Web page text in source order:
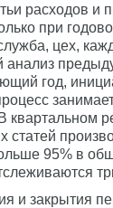
расходов и
при
цех,
анализ
год,
квартальном
статей
95% в
и закрытия